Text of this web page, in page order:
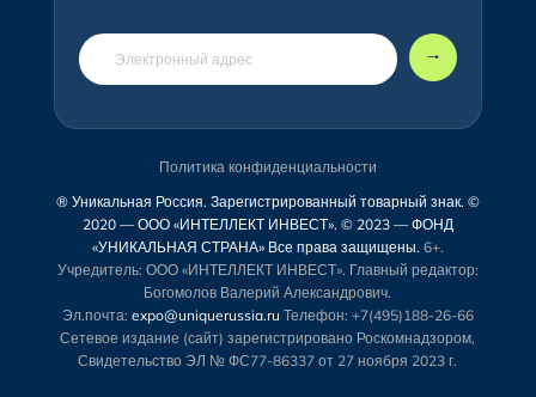
🠒
® Уникальная Россия. Зарегистрированный товарный знак. ©
2020 — ООО «ИНТЕЛЛЕКТ ИНВЕСТ». © 2023 — ФОНД
«УНИКАЛЬНАЯ СТРАНА» Все права защищены. 6+.
Учредитель: ООО «ИНТЕЛЛЕКТ ИНВЕСТ». Главный редактор:
Богомолов Валерий Александрович.
Эл.почта: expo@uniquerussia.ru Телефон: +7(495)188-26-66
Сетевое издание (сайт) зарегистрировано Роскомнадзором,
Свидетельство ЭЛ № ФС77-86337 от 27 ноября 2023 г.
Политика конфиденциальности